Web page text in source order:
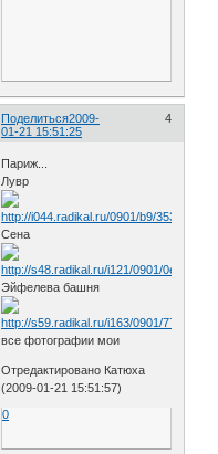
Поделиться 4
2009-
01-21 15:51:25
Париж...
Лувр
Сена
Эйфелева башня
все фотографии мои
Отредактировано Катюха
(2009-01-21 15:51:57)
0